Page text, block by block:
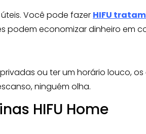
Você pode fazer HIFU
podem economizar dinheiro em
ou ter um horário louco,
ninguém olha.
HIFU Home